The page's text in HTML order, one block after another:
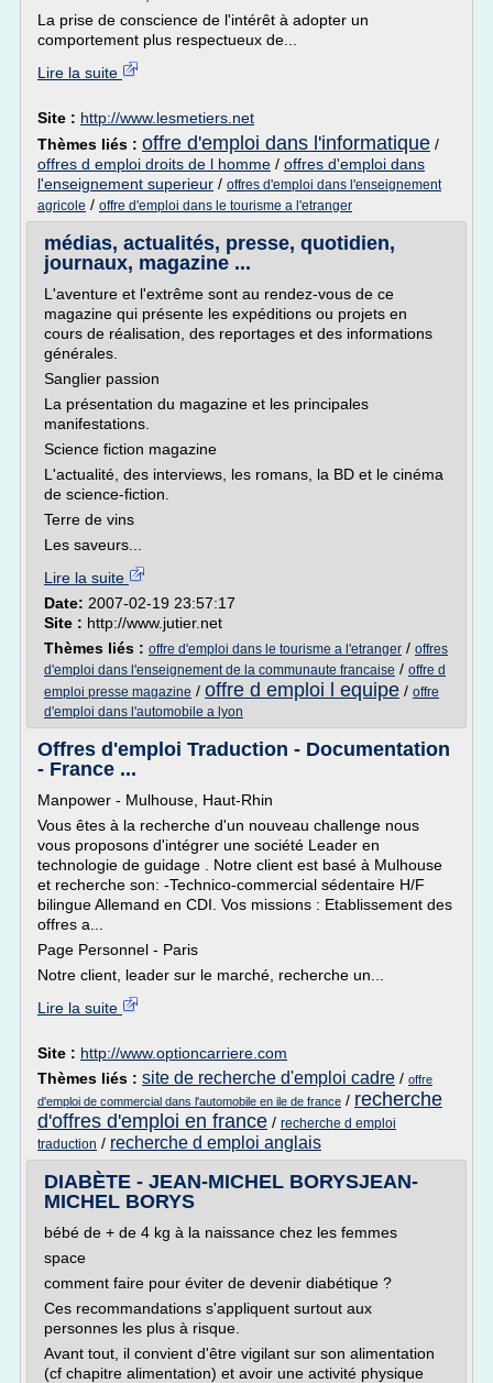
La prise de conscience de l'intérêt à adopter un
comportement plus respectueux de...
Lire la suite
Site : http://www.lesmetiers.net
Thèmes liés : offre d'emploi dans l'informatique /
offres d emploi droits de l homme / offres d'emploi dans
l'enseignement superieur / offres d'emploi dans l'enseignement
agricole / offre d'emploi dans le tourisme a l'etranger
médias, actualités, presse, quotidien,
journaux, magazine ...
L'aventure et l'extrême sont au rendez-vous de ce
magazine qui présente les expéditions ou projets en
cours de réalisation, des reportages et des informations
générales.
Sanglier passion
La présentation du magazine et les principales
manifestations.
Science fiction magazine
L'actualité, des interviews, les romans, la BD et le cinéma
de science-fiction.
Terre de vins
Les saveurs...
Lire la suite
Date: 2007-02-19 23:57:17
Site : http://www.jutier.net
Thèmes liés : offre d'emploi dans le tourisme a l'etranger / offres
d'emploi dans l'enseignement de la communaute francaise / offre d
emploi presse magazine / offre d emploi l equipe / offre
d'emploi dans l'automobile a lyon
Offres d'emploi Traduction - Documentation
- France ...
Manpower - Mulhouse, Haut-Rhin
Vous êtes à la recherche d'un nouveau challenge nous
vous proposons d'intégrer une société Leader en
technologie de guidage . Notre client est basé à Mulhouse
et recherche son: -Technico-commercial sédentaire H/F
bilingue Allemand en CDI. Vos missions : Etablissement des
offres a...
Page Personnel - Paris
Notre client, leader sur le marché, recherche un...
Lire la suite
Site : http://www.optioncarriere.com
Thèmes liés : site de recherche d'emploi cadre / offre
d'emploi de commercial dans l'automobile en ile de france / recherche
d'offres d'emploi en france / recherche d emploi
traduction / recherche d emploi anglais
DIABÈTE - JEAN-MICHEL BORYSJEAN-
MICHEL BORYS
bébé de + de 4 kg à la naissance chez les femmes
space
comment faire pour éviter de devenir diabétique ?
Ces recommandations s'appliquent surtout aux
personnes les plus à risque.
Avant tout, il convient d'être vigilant sur son alimentation
(cf chapitre alimentation) et avoir une activité physique